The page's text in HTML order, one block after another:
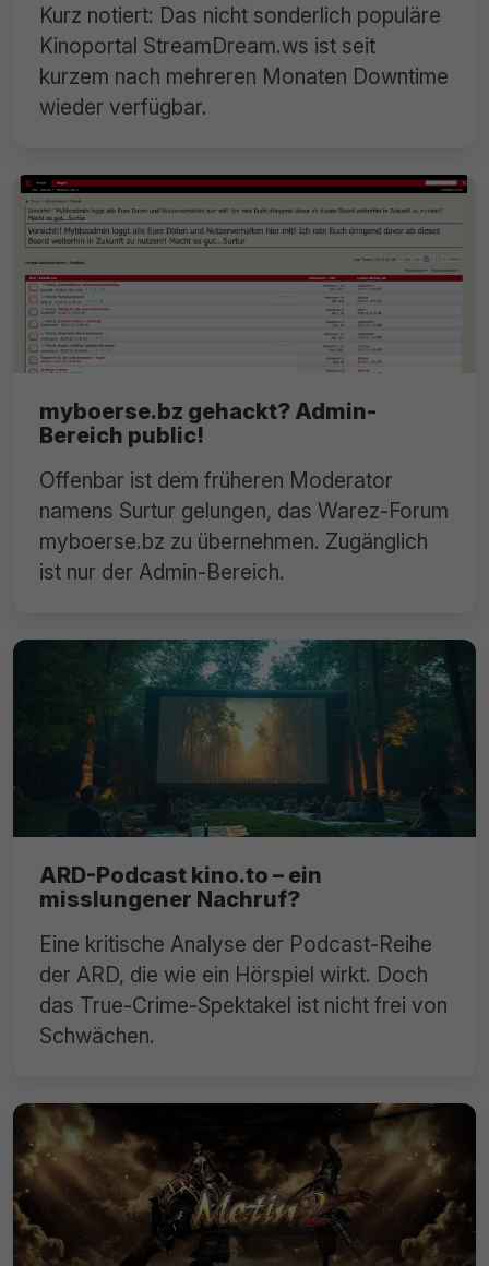
Kurz notiert: Das nicht sonderlich populäre
Kinoportal StreamDream.ws ist seit
kurzem nach mehreren Monaten Downtime
wieder verfügbar.
myboerse.bz gehackt? Admin-
Bereich public!
Offenbar ist dem früheren Moderator
namens Surtur gelungen, das Warez-Forum
myboerse.bz zu übernehmen. Zugänglich
ist nur der Admin-Bereich.
ARD-Podcast kino.to – ein
misslungener Nachruf?
Eine kritische Analyse der Podcast-Reihe
der ARD, die wie ein Hörspiel wirkt. Doch
das True-Crime-Spektakel ist nicht frei von
Schwächen.